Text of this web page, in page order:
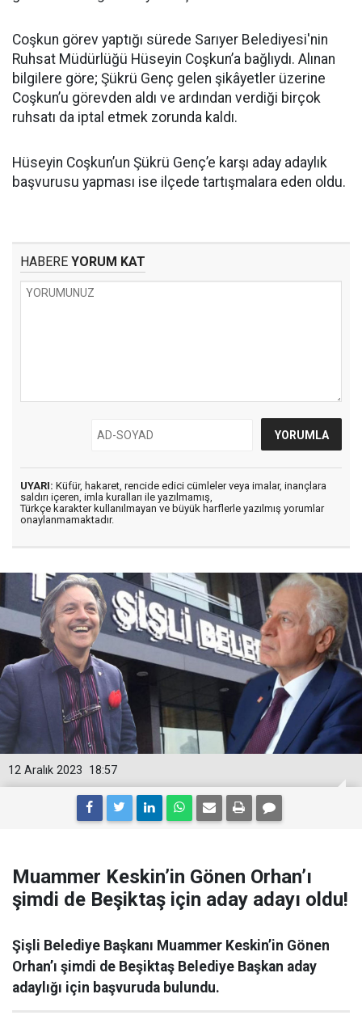
Coşkun görev yaptığı sürede Sarıyer Belediyesi'nin
Ruhsat Müdürlüğü Hüseyin Coşkun’a bağlıydı. Alınan
bilgilere göre; Şükrü Genç gelen şikâyetler üzerine
Coşkun’u görevden aldı ve ardından verdiği birçok
ruhsatı da iptal etmek zorunda kaldı.
Hüseyin Coşkun’un Şükrü Genç’e karşı aday adaylık
başvurusu yapması ise ilçede tartışmalara eden oldu.
HABERE YORUM KAT
UYARI: Küfür, hakaret, rencide edici cümleler veya imalar, inançlara
saldırı içeren, imla kuralları ile yazılmamış,
Türkçe karakter kullanılmayan ve büyük harflerle yazılmış yorumlar
onaylanmamaktadır.
18:57
12 Aralık 2023
Muammer Keskin’in Gönen Orhan’ı
şimdi de Beşiktaş için aday adayı oldu!
Şişli Belediye Başkanı Muammer Keskin’in Gönen
Orhan’ı şimdi de Beşiktaş Belediye Başkan aday
adaylığı için başvuruda bulundu.